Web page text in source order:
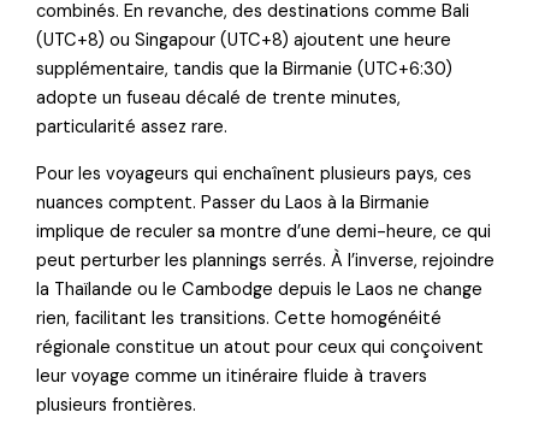
combinés. En revanche, des destinations comme Bali
(UTC+8) ou Singapour (UTC+8) ajoutent une heure
supplémentaire, tandis que la Birmanie (UTC+6:30)
adopte un fuseau décalé de trente minutes,
particularité assez rare.
Pour les voyageurs qui enchaînent plusieurs pays, ces
nuances comptent. Passer du Laos à la Birmanie
implique de reculer sa montre d’une demi-heure, ce qui
peut perturber les plannings serrés. À l’inverse, rejoindre
la Thaïlande ou le Cambodge depuis le Laos ne change
rien, facilitant les transitions. Cette homogénéité
régionale constitue un atout pour ceux qui conçoivent
leur voyage comme un itinéraire fluide à travers
plusieurs frontières.